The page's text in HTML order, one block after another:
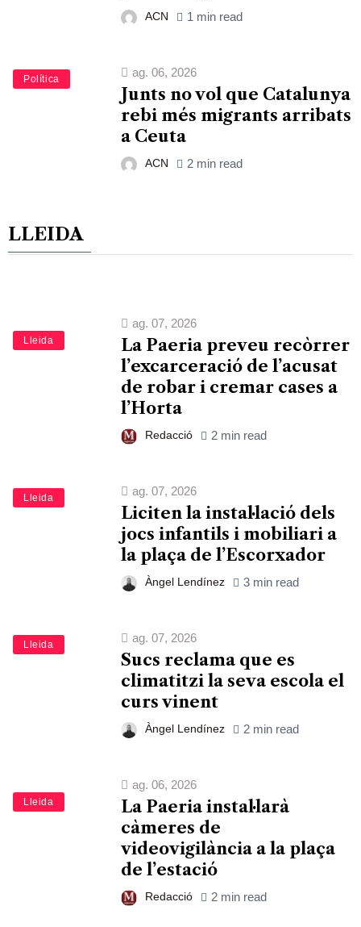
ACN 1 min read
Política
ag. 06, 2026
Junts no vol que Catalunya
rebi més migrants arribats
a Ceuta
ACN 2 min read
LLEIDA
Lleida
ag. 07, 2026
La Paeria preveu recòrrer
l’excarceració de l’acusat
de robar i cremar cases a
l’Horta
Redacció 2 min read
Lleida
ag. 07, 2026
Liciten la instal·lació dels
jocs infantils i mobiliari a
la plaça de l’Escorxador
Àngel Lendínez 3 min read
Lleida
ag. 07, 2026
Sucs reclama que es
climatitzi la seva escola el
curs vinent
Àngel Lendínez 2 min read
Lleida
ag. 06, 2026
La Paeria instal·larà
càmeres de
videovigilància a la plaça
de l’estació
Redacció 2 min read